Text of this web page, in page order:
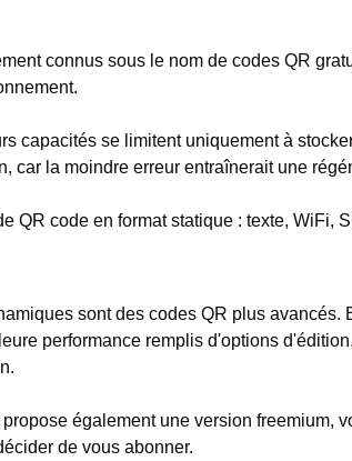
connus sous le nom de codes QR
capacités se limitent uniquement à
car la moindre erreur entraînerait une
QR code en format statique : texte, WiFi,
sont des codes QR plus avancés.
performance remplis d'options d'édition.
également une version freemium,
de vous abonner.